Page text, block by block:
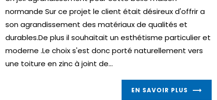
normande Sur ce projet le client était désireux d'offrir a
son agrandissement des matériaux de qualités et
durables.De plus il souhaitait un esthétisme particulier et
moderne .Le choix s'est donc porté naturellement vers
une toiture en zinc à joint de...
EN SAVOIR PLUS